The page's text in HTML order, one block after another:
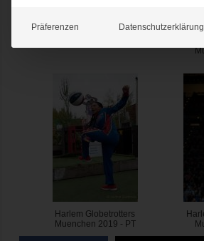
Harlem Globetrotters
Muenchen 2019 - PT
Präferenzen Datenschutzerklärung